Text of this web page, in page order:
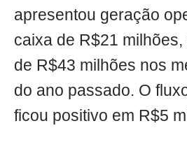
apresentou geração
caixa de R$21
de R$43 milhões nos
do ano passado. O
ficou positivo em R$5